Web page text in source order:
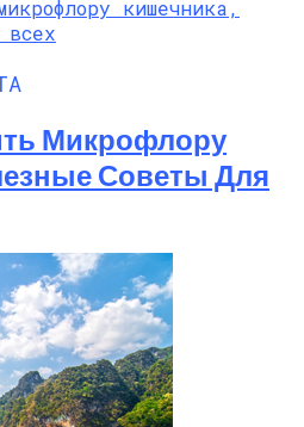
Микрофлору
Советы Для